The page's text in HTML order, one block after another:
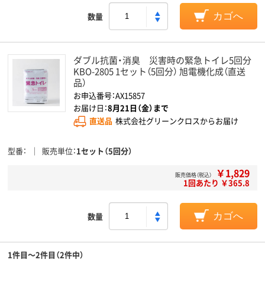
数量 カゴへ
ダブル抗菌・消臭 災害時の緊急トイレ5回分
KBO-2805 1セット（5回分） 旭電機化成（直送
品）
お申込番号：AX15857
お届け日：8月21日（金）まで
直送品 株式会社グリーンクロスからお届け
型番 販売単位 1セット（5回分）
販売価格（税込） ￥1,829
1回あたり ￥365.8
数量 カゴへ
1件目～2件目（2件中）